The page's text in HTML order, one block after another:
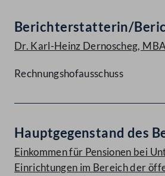
Berichterstatterin/
Dr. Karl-Heinz Dernoscheg, MBA
Rechnungshofausschuss
Hauptgegenstand des
Einkommen für Pensionen bei
Einrichtungen im Bereich der